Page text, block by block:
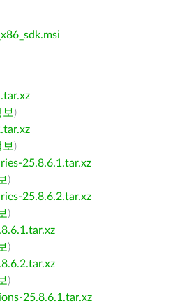
보 )
보 )
25.8.6.1.tar.xz
)
25.8.6.2.tar.xz
)
)
)
25.8.6.1.tar.xz